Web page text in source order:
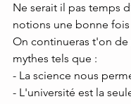
Ne serait il pas temps
notions une bonne
On continueras t'on de
mythes tels que :
- La science nous
- L'université est la